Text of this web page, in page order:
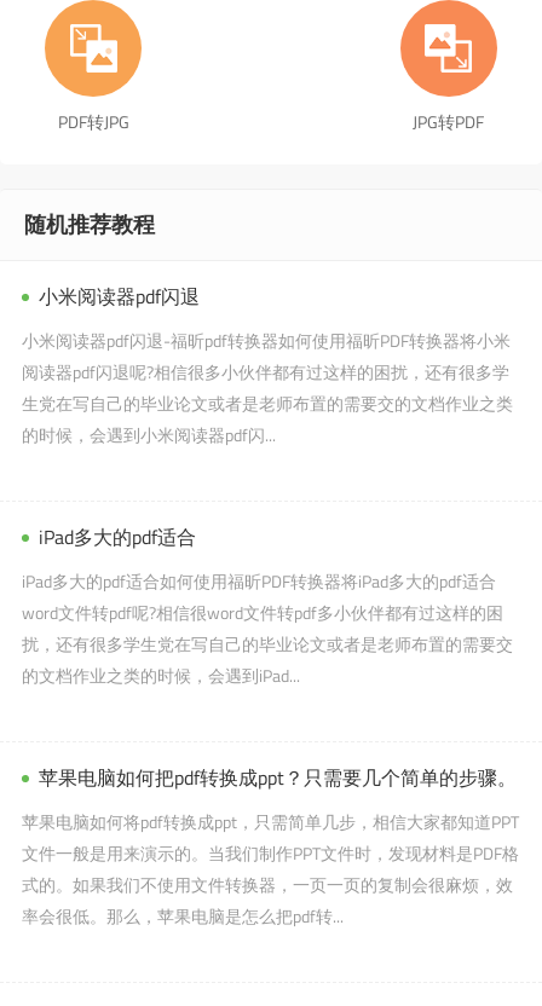
PDF转JPG JPG转PDF
随机推荐教程
小米阅读器pdf闪退
小米阅读器pdf闪退-福昕pdf转换器如何使用福昕PDF转换器将小米
阅读器pdf闪退呢?相信很多小伙伴都有过这样的困扰，还有很多学
生党在写自己的毕业论文或者是老师布置的需要交的文档作业之类
的时候，会遇到小米阅读器pdf闪...
iPad多大的pdf适合
iPad多大的pdf适合如何使用福昕PDF转换器将iPad多大的pdf适合
word文件转pdf呢?相信很word文件转pdf多小伙伴都有过这样的困
扰，还有很多学生党在写自己的毕业论文或者是老师布置的需要交
的文档作业之类的时候，会遇到iPad...
苹果电脑如何把pdf转换成ppt？只需要几个简单的步骤。
苹果电脑如何将pdf转换成ppt，只需简单几步，相信大家都知道PPT
文件一般是用来演示的。当我们制作PPT文件时，发现材料是PDF格
式的。如果我们不使用文件转换器，一页一页的复制会很麻烦，效
率会很低。那么，苹果电脑是怎么把pdf转...